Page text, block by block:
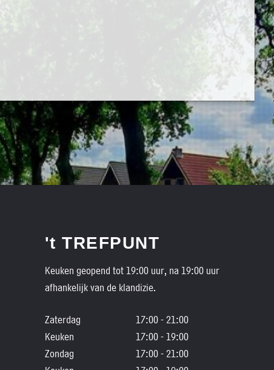
't TREFPUNT
Keuken geopend tot 19:00 uur, na 19:00 uur
afhankelijk van de klandizie.
Zaterdag
17:00 - 21:00
Keuken
17:00 - 19:00
Zondag
17:00 - 21:00